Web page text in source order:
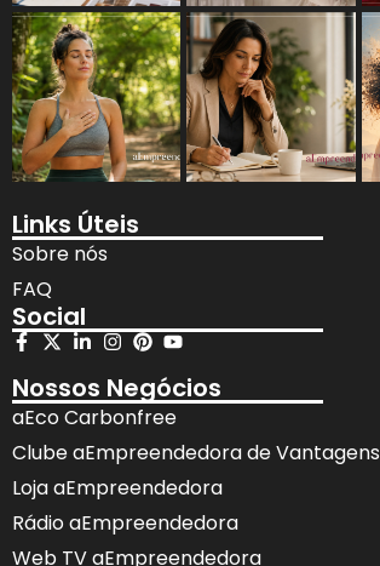
Links Úteis
Sobre nós
FAQ
Social
Nossos Negócios
aEco Carbonfree
Clube aEmpreendedora de Vantagens
Loja aEmpreendedora
Rádio aEmpreendedora
Web TV aEmpreendedora